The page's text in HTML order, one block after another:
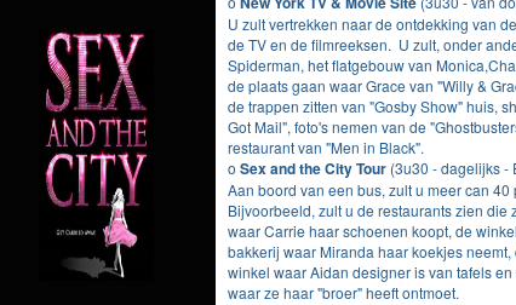
U zult vertrekken naar de ontdekking van
de TV en de filmreeksen. U zult, onder
Spiderman, het flatgebouw van
de plaats gaan waar Grace van "Willy &
de trappen zitten van "Gosby Show" huis,
Got Mail", foto's nemen van de
restaurant van "Men in Black".
o Sex and the CityTour (3u30 - dagelijks -
Aan boord van een bus, zult u meer can
Bijvoorbeeld, zult u de restaurants zien
waar Carrie haar schoenen koopt, de
bakkerij waar Miranda haar koekjes
winkel waar Aidan designer is van tafels
waar ze haar "broer" heeft ontmoet.